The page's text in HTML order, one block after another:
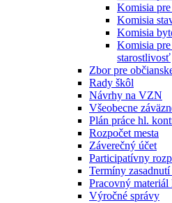
Komisia
Komisia
Komisia
Komisia
starostlivosť
Zbor pre
Rady škôl
Návrhy na VZN
Všeobecne
Plán práce hl.
Rozpočet mesta
Záverečný účet
Participatívny
Termíny
Pracovný materiál
Výročné správy